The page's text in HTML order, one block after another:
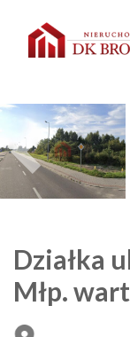
Main
Previous
Działka
Młp.